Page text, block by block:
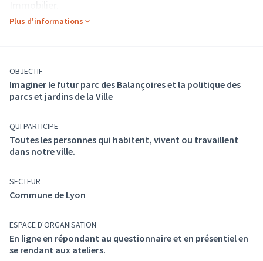
Toutes les habitantes et tous les habitants de la Ville
juin 2024. En plus de permettre une réflexion collective
sur ce futur parc des Balançoires, cette concertation
sera aussi l’occasion d’associer les lyonnaises et les
parcs de la ville.
Plus d'informations
OBJECTIF
Imaginer le futur parc des Balançoires et la politique des
parcs et jardins de la Ville
QUI PARTICIPE
Toutes les personnes qui habitent, vivent ou travaillent
dans notre ville.
SECTEUR
Commune de Lyon
ESPACE D'ORGANISATION
En ligne en répondant au questionnaire et en présentiel en
se rendant aux ateliers.